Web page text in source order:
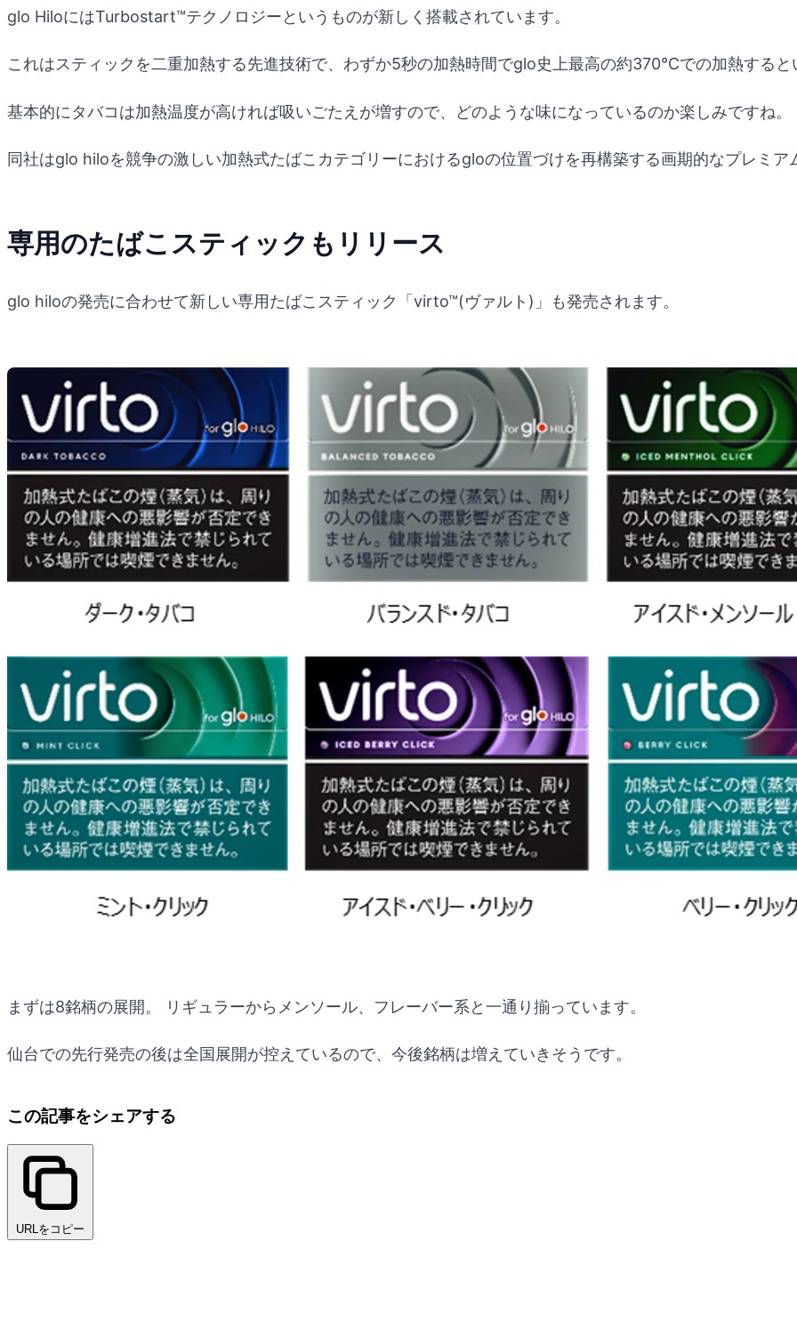
glo HiloにはTurbostart™テクノロジーというものが新しく搭載されています。
これはスティックを二重加熱する先進技術で、わずか5秒の加熱時間でglo史上最高の約370℃での加熱すると
基本的にタバコは加熱温度が高ければ吸いごたえが増すので、どのような味になっているのか楽しみですね。
同社はglo hiloを競争の激しい加熱式たばこカテゴリーにおけるgloの位置づけを再構築する画期的なプレミア
専用のたばこスティックもリリース
glo hiloの発売に合わせて新しい専用たばこスティック「virto™(ヴァルト)」も発売されます。
まずは8銘柄の展開。 リギュラーからメンソール、フレーバー系と一通り揃っています。
仙台での先行発売の後は全国展開が控えているので、今後銘柄は増えていきそうです。
この記事をシェアする
URLをコピー